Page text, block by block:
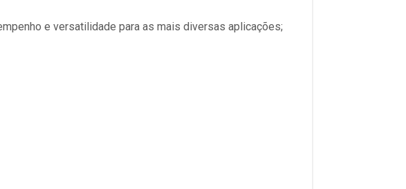
e versatilidade para as mais diversas aplicações;